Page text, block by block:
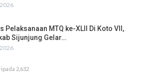
Pelaksanaan MTQ ke-XLII Di Koto VII,
Sijunjung Gelar…
2,632